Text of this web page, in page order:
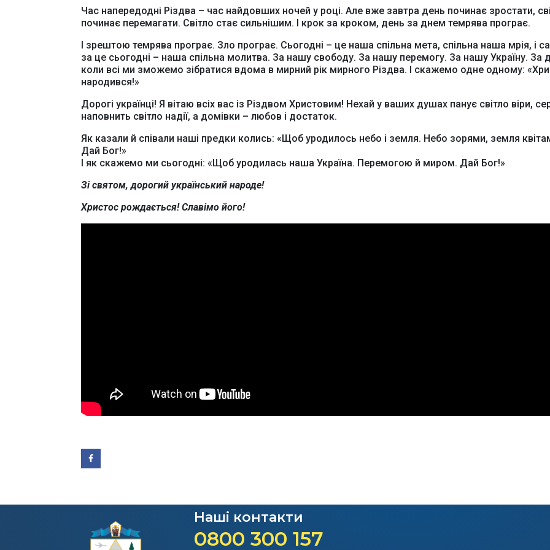
Час напередодні Різдва – час найдовших ночей у році. Але вже завтра день починає зростати,
починає перемагати. Світло стає сильнішим. І крок за кроком, день за днем темрява програє.
І зрештою темрява програє. Зло програє. Сьогодні – це наша спільна мета, спільна наша мрія, і
за це сьогодні – наша спільна молитва. За нашу свободу. За нашу перемогу. За нашу Україну. За
коли всі ми зможемо зібратися вдома в мирний рік мирного Різдва. І скажемо одне одному:
народився!»
Дорогі українці! Я вітаю всіх вас із Різдвом Христовим! Нехай у ваших душах панує світло віри,
наповнить світло надії, а домівки – любов і достаток.
Як казали й співали наші предки колись: «Щоб уродилось небо і земля. Небо зорями, земля
Дай Бог!»
І як скажемо ми сьогодні: «Щоб уродилась наша Україна. Перемогою й миром. Дай Бог!»
Зі святом, дорогий український народе!
Христос рождається! Славімо його!
Наші контакти
0800 300 157